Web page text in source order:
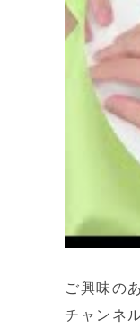
ご興味の
チャンネ